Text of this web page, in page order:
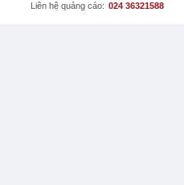
Liên hệ quảng cáo: 024 36321588